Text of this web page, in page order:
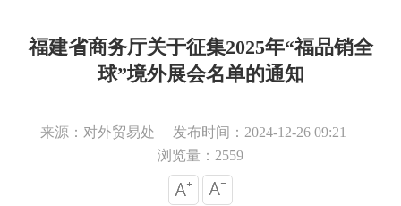
福建省商务厅关于征集2025年“福品销全
球”境外展会名单的通知
来源：对外贸易处
发布时间：2024-12-26 09:21
浏览量：2559